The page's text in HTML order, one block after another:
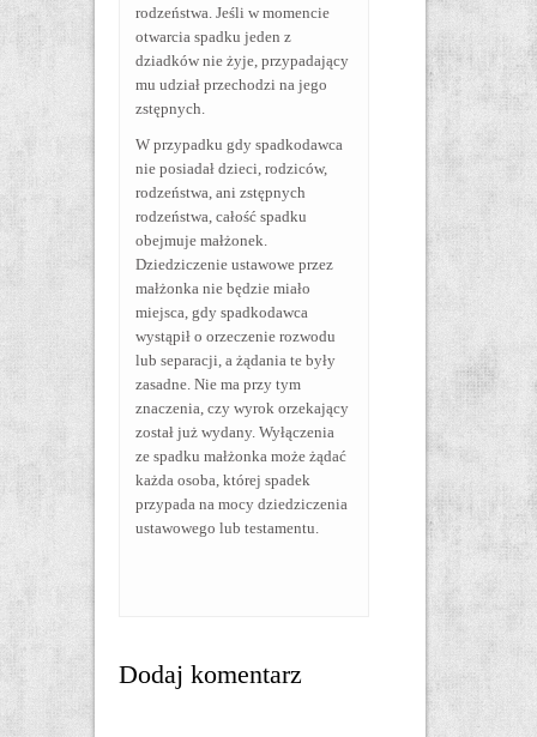
rodzeństwa. Jeśli w momencie
otwarcia spadku jeden z
dziadków nie żyje, przypadający
mu udział przechodzi na jego
zstępnych.
W przypadku gdy spadkodawca
nie posiadał dzieci, rodziców,
rodzeństwa, ani zstępnych
rodzeństwa, całość spadku
obejmuje małżonek.
Dziedziczenie ustawowe przez
małżonka nie będzie miało
miejsca, gdy spadkodawca
wystąpił o orzeczenie rozwodu
lub separacji, a żądania te były
zasadne. Nie ma przy tym
znaczenia, czy wyrok orzekający
został już wydany. Wyłączenia
ze spadku małżonka może żądać
każda osoba, której spadek
przypada na mocy dziedziczenia
ustawowego lub testamentu.
Dodaj komentarz